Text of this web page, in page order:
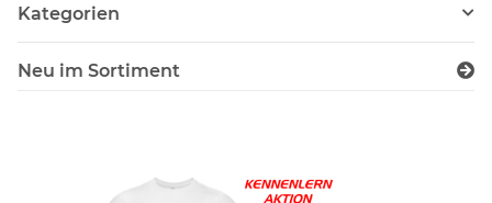
Kategorien
Neu im Sortiment